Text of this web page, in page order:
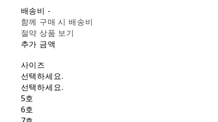
배송비 -
함께 구매 시 배송비
절약 상품 보기
추가 금액
사이즈
선택하세요.
선택하세요.
5호
6호